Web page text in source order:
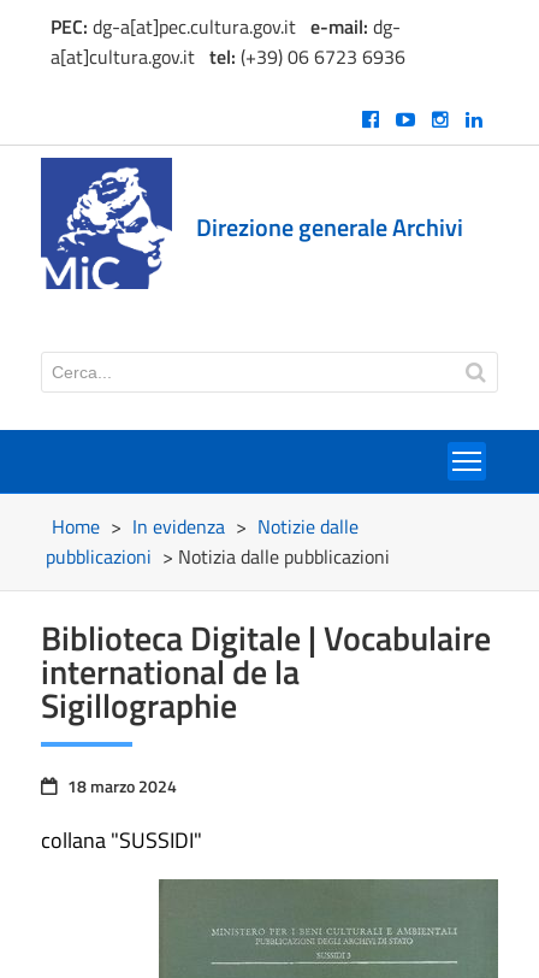
PEC: dg-a[at]pec.cultura.gov.ite-mail: dg-
a[at]cultura.gov.ittel: (+39) 06 6723 6936
Direzione generale Archivi
Home > In evidenza > Notizie dalle
pubblicazioni > Notizia dalle pubblicazioni
Biblioteca Digitale | Vocabulaire
international de la
Sigillographie
18 marzo 2024
collana "SUSSIDI"